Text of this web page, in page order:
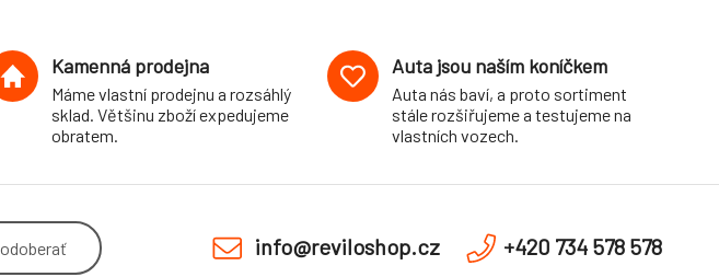
Kamenná prodejna
Máme vlastní prodejnu a rozsáhlý
sklad. Většinu zboží expedujeme
obratem.
Auta jsou naším koníčkem
Auta nás baví, a proto sortiment
stále rozšiřujeme a testujeme na
vlastních vozech.
odoberať info@reviloshop.cz +420 734 578 578